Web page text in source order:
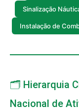
Sinalização
Instalação de
🗂️ Hierarquia
Nacional de